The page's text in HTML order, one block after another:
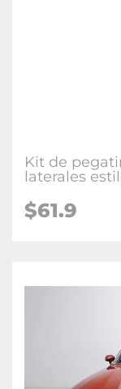
Kit de
laterales
$61.9